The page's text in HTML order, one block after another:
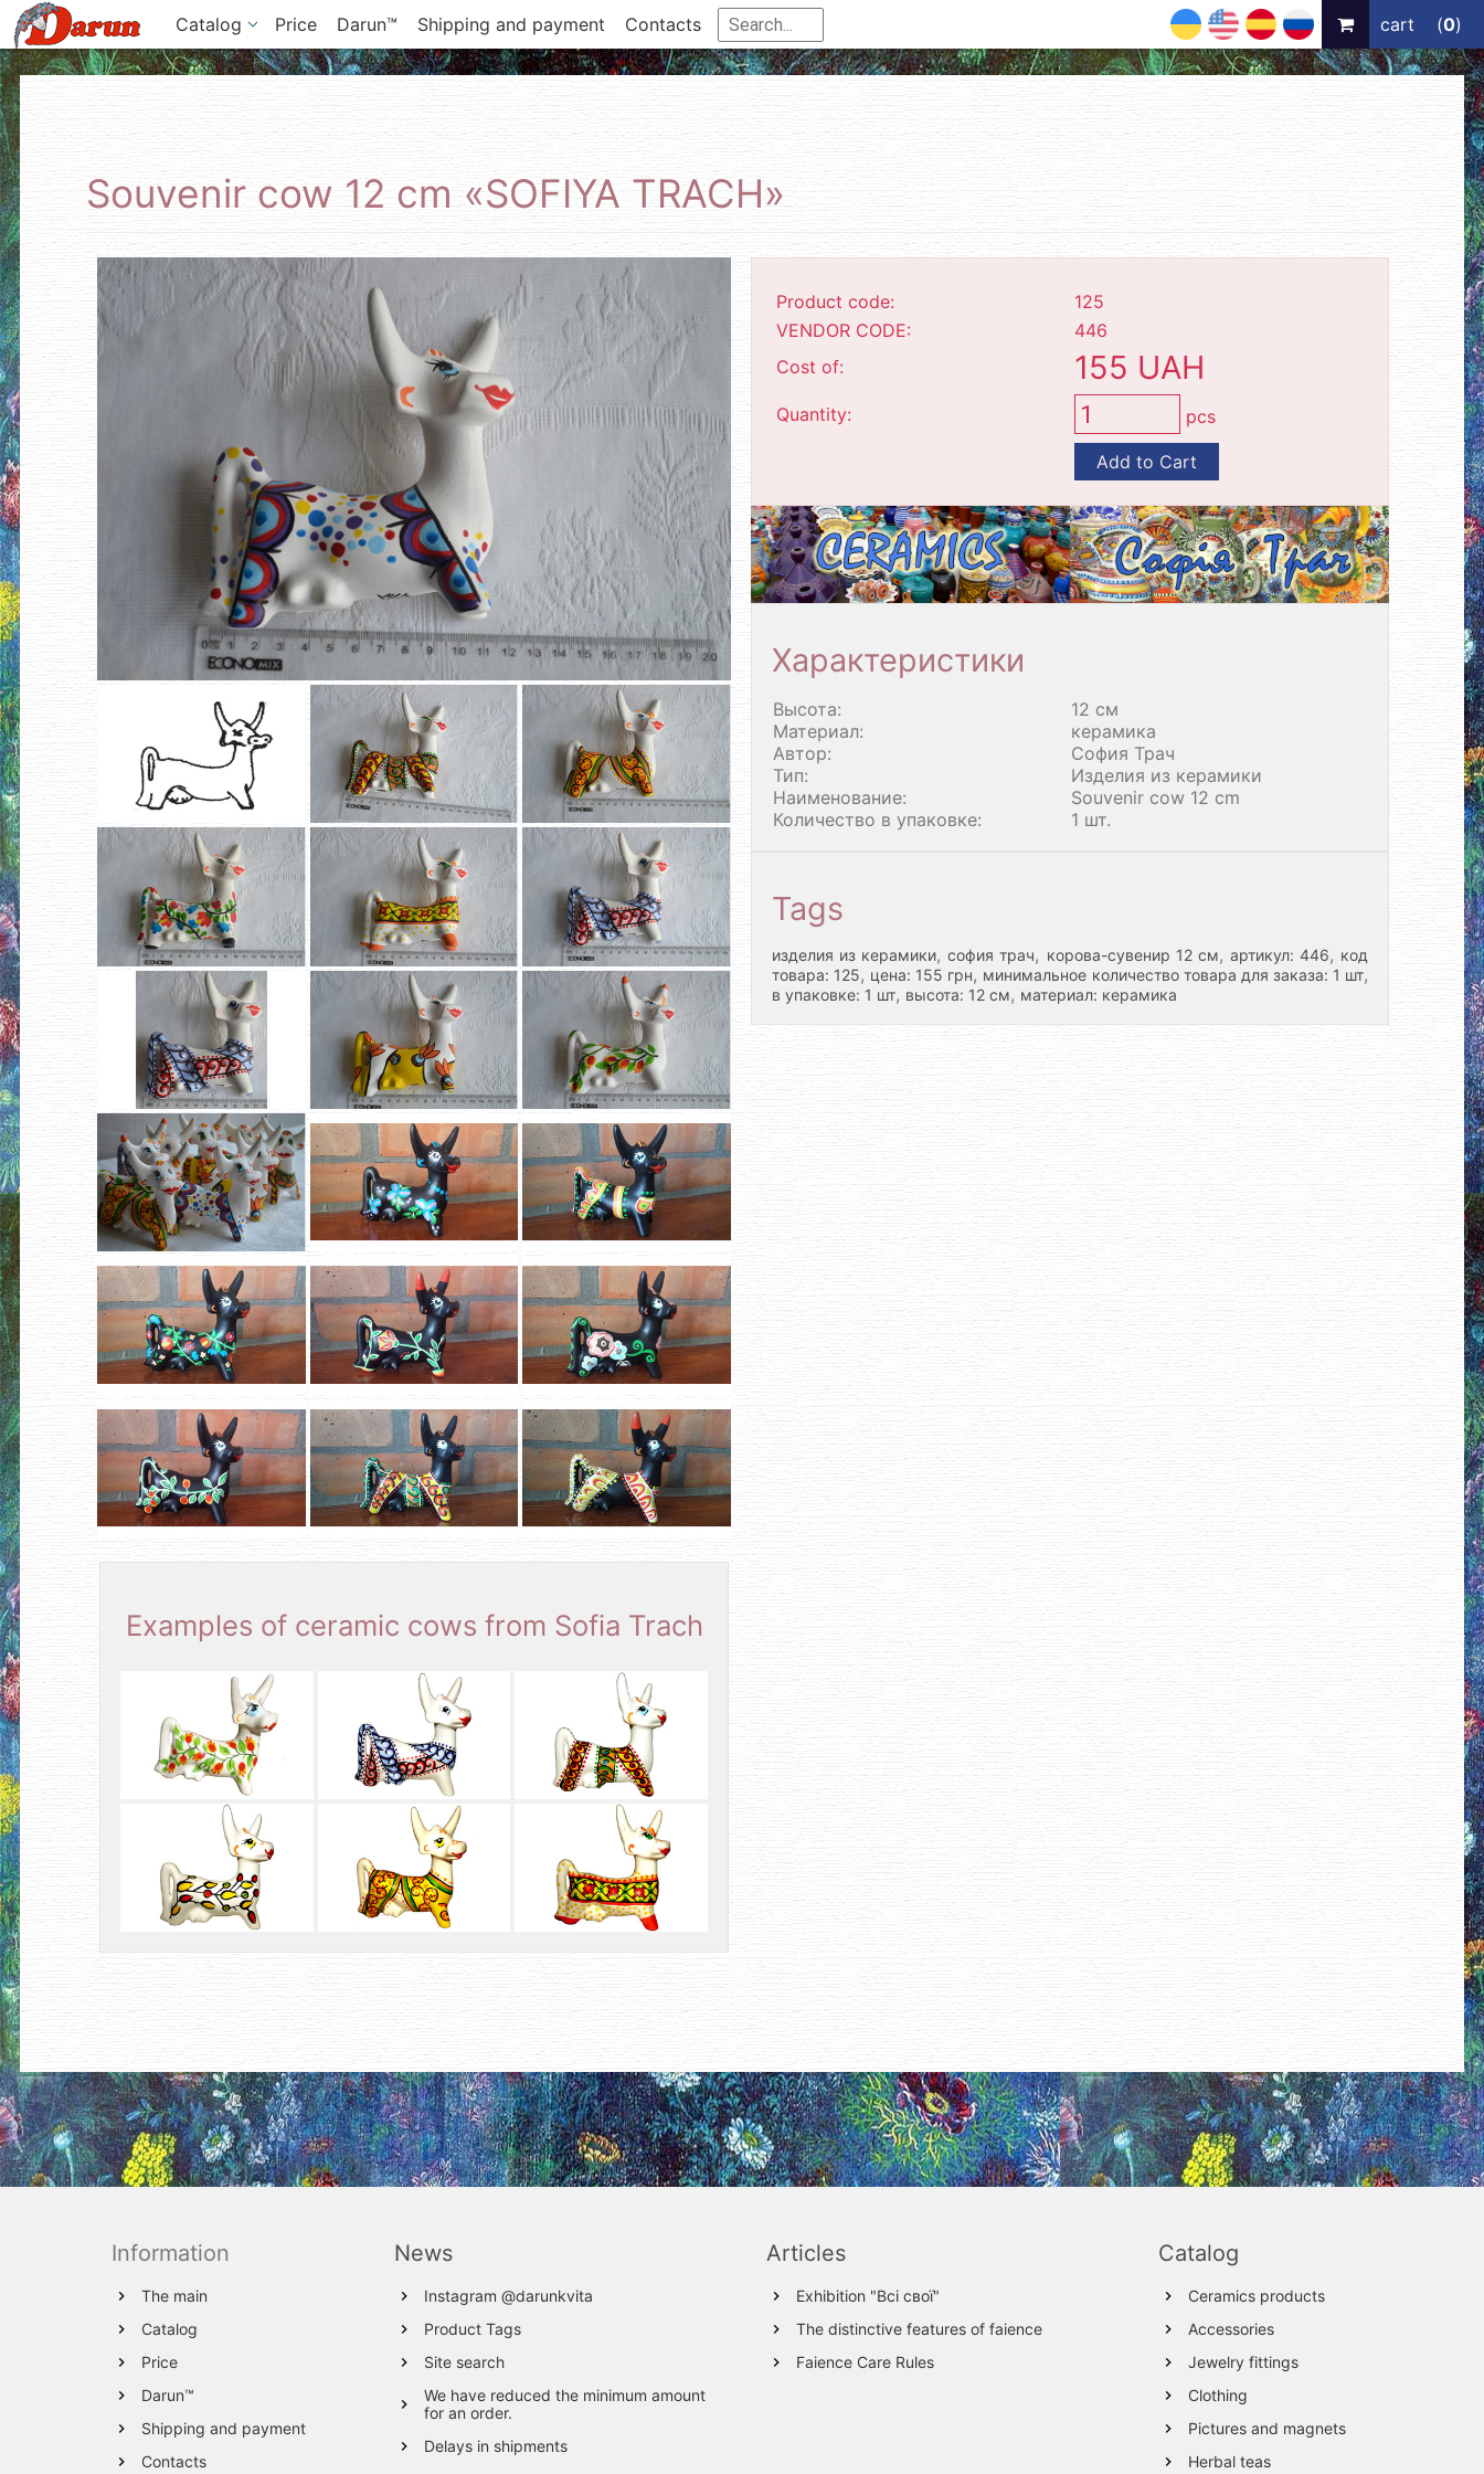
cart (0)
UA EN ES RU
Catalog Price Darun™ Shipping and payment Contacts
Souvenir cow 12 cm «SOFIYA TRACH»
Examples of ceramic cows from Sofia Trach
Product code:
125
VENDOR CODE:
446
Cost of:
155 UAH
Quantity: pcs
Add to Cart
Характеристики
Высота:
12 см
Материал:
керамика
Автор:
София Трач
Тип:
Изделия из керамики
Наименование:
Souvenir cow 12 cm
Количество в упаковке:
1 шт.
Tags
изделия из керамики,софия трач, корова-сувенир 12 см, артикул: 446, код
товара: 125, цена: 155 грн, минимальное количество товара для заказа: 1 шт,
в упаковке: 1 шт, высота: 12 см, материал: керамика
Information
The main
Catalog
Price
Darun™
Shipping and payment
Contacts
News
Instagram @darunkvita
Product Tags
Site search
We have reduced the minimum amount
for an order.
Delays in shipments
Articles
Exhibition "Всі свої"
The distinctive features of faience
Faience Care Rules
Catalog
Ceramics products
Accessories
Jewelry fittings
Clothing
Pictures and magnets
Herbal teas